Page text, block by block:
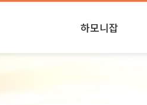
하모니잡